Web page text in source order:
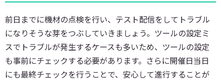
前日までに機材の点検を行い、テスト配信をしてトラブル
になりそうな芽をつぶしていきましょう。ツールの設定ミ
スでトラブルが発生するケースも多いため、ツールの設定
も事前にチェックする必要があります。さらに開催日当日
にも最終チェックを行うことで、安心して進行することが